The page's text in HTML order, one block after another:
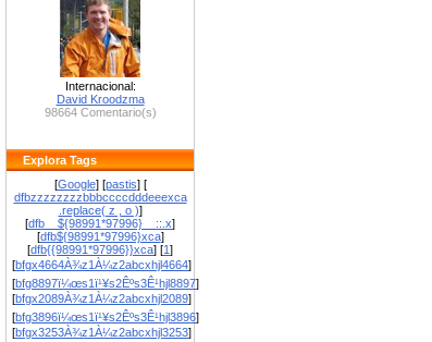
Internacional:
David Kroodzma
98664 Comentario(s)
Explora Tags
[Google] [pastis] [
dfbzzzzzzzzbbbccccdddeeexca
.replace( z , o )]
[dfb__${98991*97996}__::.x]
[dfb${98991*97996}xca]
[dfb{{98991*97996}}xca] [1]
[bfgx4664À¾z1À¼z2abcxhjl4664]
[bfg8897ï¼œs1ï¹¥s2Êºs3Ê¹hjl8897]
[bfgx2089À¾z1À¼z2abcxhjl2089]
[bfg3896ï¼œs1ï¹¥s2Êºs3Ê¹hjl3896]
[bfgx3253À¾z1À¼z2abcxhjl3253]